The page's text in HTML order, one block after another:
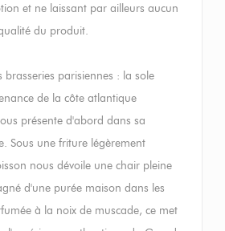
et ne laissant par ailleurs aucun
du produit.
parisiennes : la sole
de la côte atlantique
présente d'abord dans sa
Sous une friture légèrement
nous dévoile une chair pleine
d'une purée maison dans les
à la noix de muscade, ce met